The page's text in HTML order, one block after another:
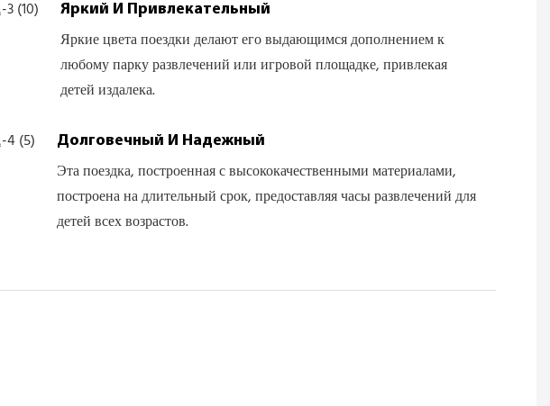
Яркий И Привлекательный
Яркие цвета поездки делают его выдающимся дополнением к
любому парку развлечений или игровой площадке, привлекая
детей издалека.
Долговечный И Надежный
Эта поездка, построенная с высококачественными материалами,
построена на длительный срок, предоставляя часы развлечений для
детей всех возрастов.